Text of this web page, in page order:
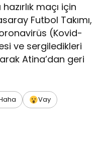
maçı için
Futbol Takımı,
(Kovid-
ve sergiledikleri
Atina’dan geri
Vay